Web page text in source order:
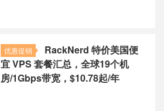
优惠促销
RackNerd 特价美国便
宜 VPS 套餐汇总，全球19个机
房/1Gbps带宽，$10.78起/年